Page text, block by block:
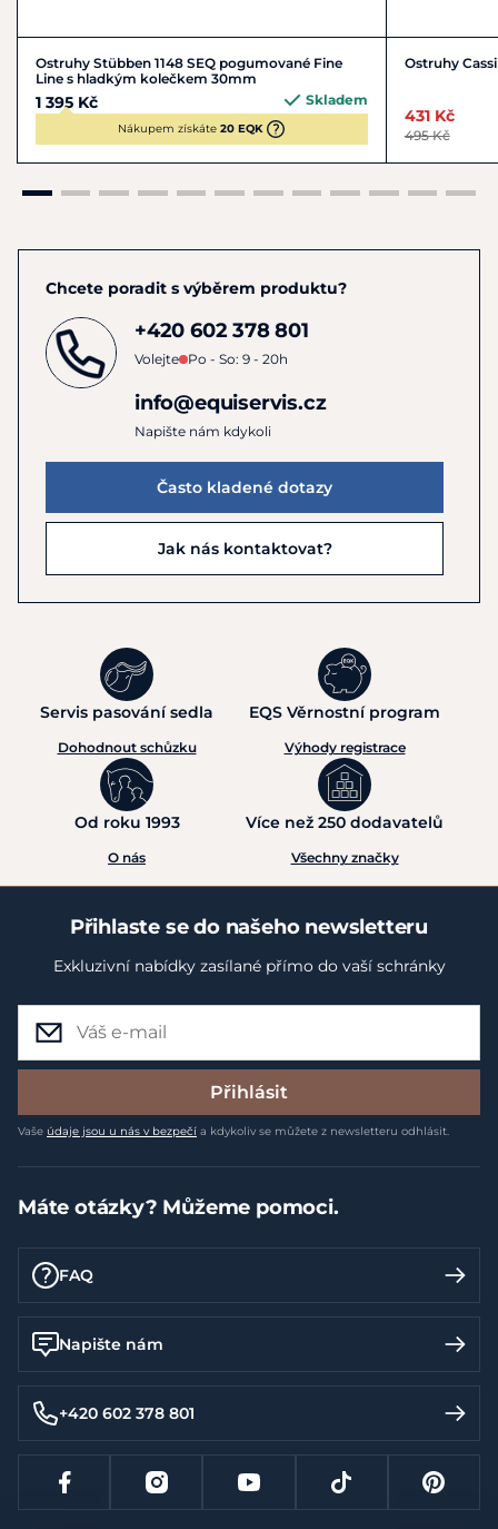
Ostruhy Stübben 1148 SEQ pogumované Fine
Line s hladkým kolečkem 30mm
1 395 Kč Skladem
Nákupem získáte20 EQK
Ostruhy
431 Kč
495 Kč
Chcete poradit s výběrem produktu?
+420 602 378 801
Volejte Po - So: 9 - 20h
info@equiservis.cz
Napište nám kdykoli
Často kladené dotazy
Jak nás kontaktovat?
Servis pasování sedla
Dohodnout schůzku
EQS Věrnostní program
Výhody registrace
Od roku 1993
O nás
Více než 250 dodavatelů
Všechny značky
Přihlaste se do našeho newsletteru
Exkluzivní nabídky zasílané přímo do vaší schránky
Přihlásit
Vaše údaje jsou u nás v bezpečí a kdykoliv se můžete z newsletteru odhlásit.
Máte otázky? Můžeme pomoci.
FAQ
Napište nám
+420 602 378 801